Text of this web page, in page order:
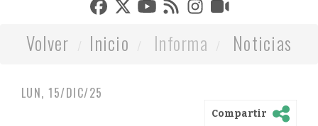
Volver Inicio Informa Noticias
LUN, 15/DIC/25
Compartir